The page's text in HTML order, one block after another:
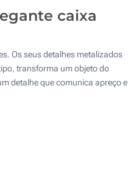
caixa
Os seus detalhes metalizados
transforma um objeto do
detalhe que comunica apreço e